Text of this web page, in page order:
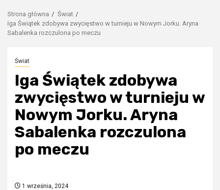
Strona główna
Świat
Iga Świątek zdobywa zwycięstwo w turnieju w Nowym Jorku. Aryna
Sabalenka rozczulona po meczu
Świat
Iga Świątek zdobywa
zwycięstwo w turnieju w
Nowym Jorku. Aryna
Sabalenka rozczulona
po meczu
1 września, 2024